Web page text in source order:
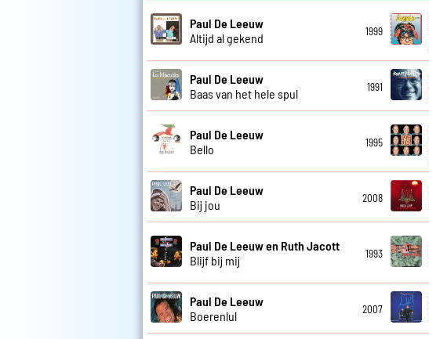
Paul De Leeuw
Altijd al gekend
1999
Paul De Leeuw
Baas van het hele spul
1991
Paul De Leeuw
Bello
1995
Paul De Leeuw
Bij jou
2008
Paul De Leeuw en Ruth Jacott
Blijf bij mij
1993
Paul De Leeuw
Boerenlul
2007